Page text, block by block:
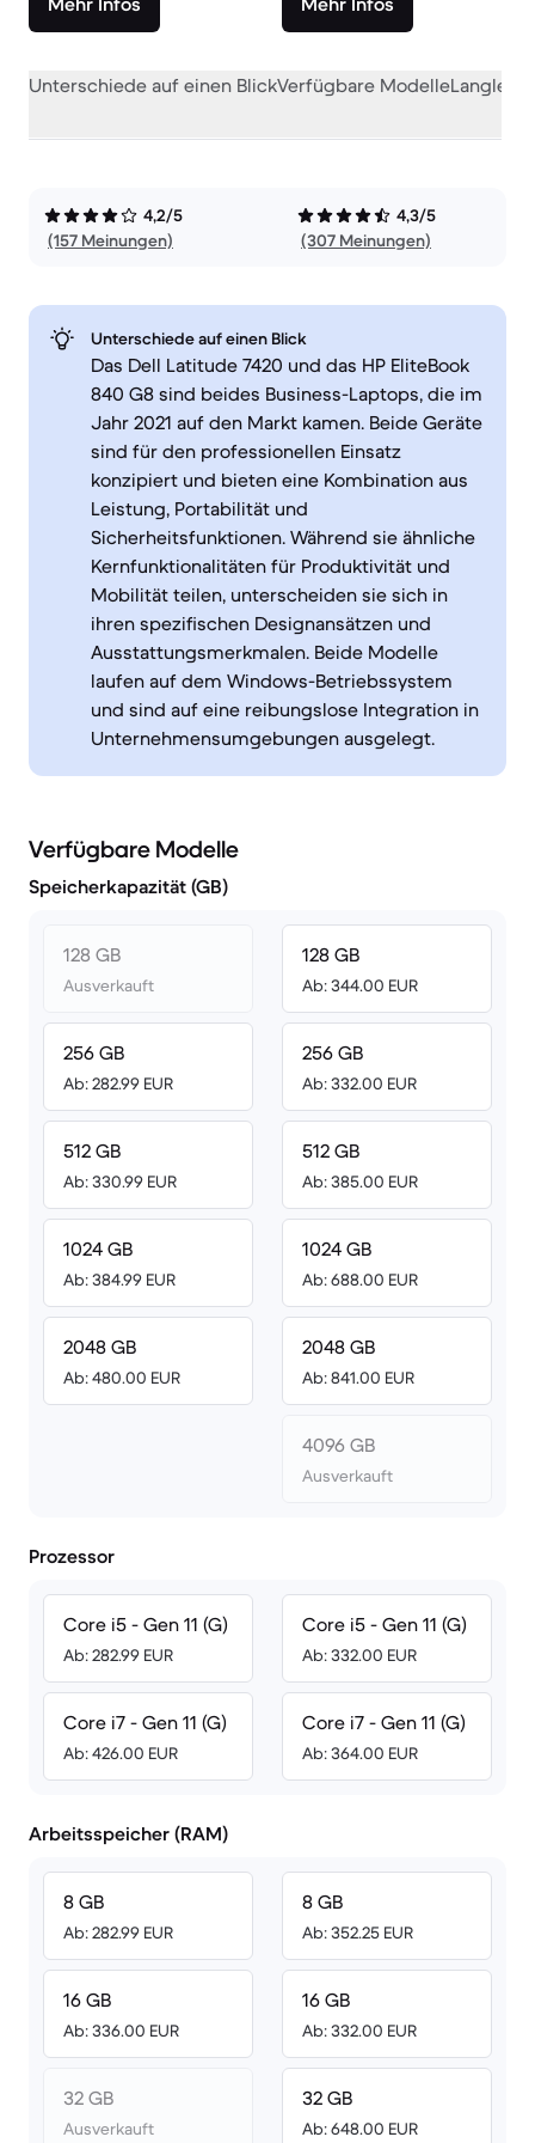
Unterschiede auf einen BlickVerfügbare Modelle
4,2/5
(157 Meinungen)
4,3/5
(307 Meinungen)
Unterschiede auf einen Blick
Das Dell Latitude 7420 und das HP EliteBook
840 G8 sind beides Business-Laptops, die im
Jahr 2021 auf den Markt kamen. Beide Geräte
sind für den professionellen Einsatz
konzipiert und bieten eine Kombination aus
Leistung, Portabilität und
Sicherheitsfunktionen. Während sie ähnliche
Kernfunktionalitäten für Produktivität und
Mobilität teilen, unterscheiden sie sich in
ihren spezifischen Designansätzen und
Ausstattungsmerkmalen. Beide Modelle
laufen auf dem Windows-Betriebssystem
und sind auf eine reibungslose Integration in
Unternehmensumgebungen ausgelegt.
Verfügbare Modelle
Speicherkapazität (GB)
128 GB
Ausverkauft
256 GB
Ab: 282.99 EUR
512 GB
Ab: 330.99 EUR
1024 GB
Ab: 384.99 EUR
2048 GB
Ab: 480.00 EUR
128 GB
Ab: 344.00 EUR
256 GB
Ab: 332.00 EUR
512 GB
Ab: 385.00 EUR
1024 GB
Ab: 688.00 EUR
2048 GB
Ab: 841.00 EUR
4096 GB
Ausverkauft
Prozessor
Core i5 - Gen 11 (G)
Ab: 282.99 EUR
Core i7 - Gen 11 (G)
Ab: 426.00 EUR
Core i5 - Gen 11 (G)
Ab: 332.00 EUR
Core i7 - Gen 11 (G)
Ab: 364.00 EUR
Arbeitsspeicher (RAM)
8 GB
Ab: 282.99 EUR
16 GB
Ab: 336.00 EUR
32 GB
Ausverkauft
8 GB
Ab: 352.25 EUR
16 GB
Ab: 332.00 EUR
32 GB
Ab: 648.00 EUR